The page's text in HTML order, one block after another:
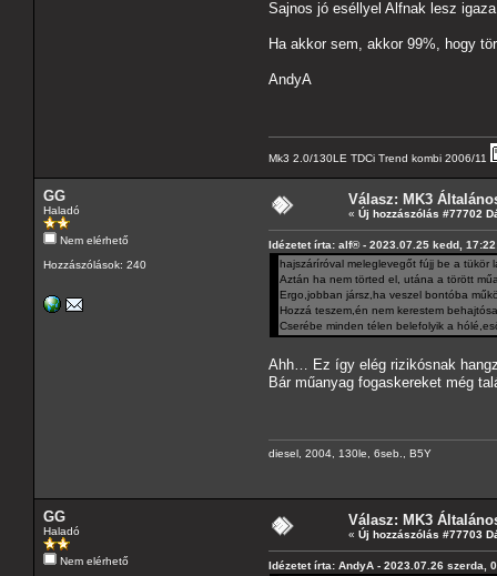
Sajnos jó eséllyel Alfnak lesz
Ha akkor sem, akkor 99%, hogy
AndyA
Mk3 2.0/130LE TDCi Trend kombi 2006/11
GG
Haladó
Nem elérhető
Hozzászólások: 240
Válasz: MK3
« Új hozzászólás #77702
Idézetet írta: alf® - 2023.07.25 kedd,
hajszáríróval meleglevegőt fújj be a tükör
Aztán ha nem törted el, utána a törött
Ergo,jobban jársz,ha veszel bontóba
Hozzá teszem,én nem kerestem
Cserébe minden télen belefolyik a
Ahh… Ez így elég rizikósnak
Bár műanyag fogaskereket még
diesel, 2004, 130le, 6seb., B5Y
GG
Haladó
Nem elérhető
Válasz: MK3
« Új hozzászólás #77703
Idézetet írta: AndyA - 2023.07.26 szerda,